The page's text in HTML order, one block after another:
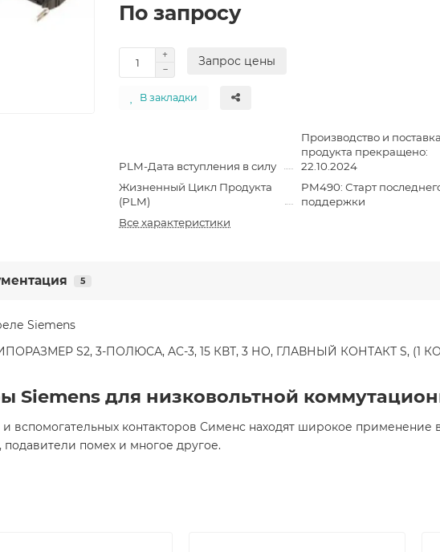
По запросу
Запрос цены
В закладки
PLM-Дата вступления в силу
Производство и поставка
продукта прекращено:
22.10.2024
Жизненный Цикл Продукта
(PLM)
PM490: Старт
поддержки
Все характеристики
5
Siemens
S2, 3-ПОЛЮСА, AC-3, 15 КВТ, 3 НO, ГЛАВНЫЙ КОНТАКТ S, (1
Siemens для низковольтной
вспомогательных контакторов Сименс находят широкое применение
помех и многое другое.